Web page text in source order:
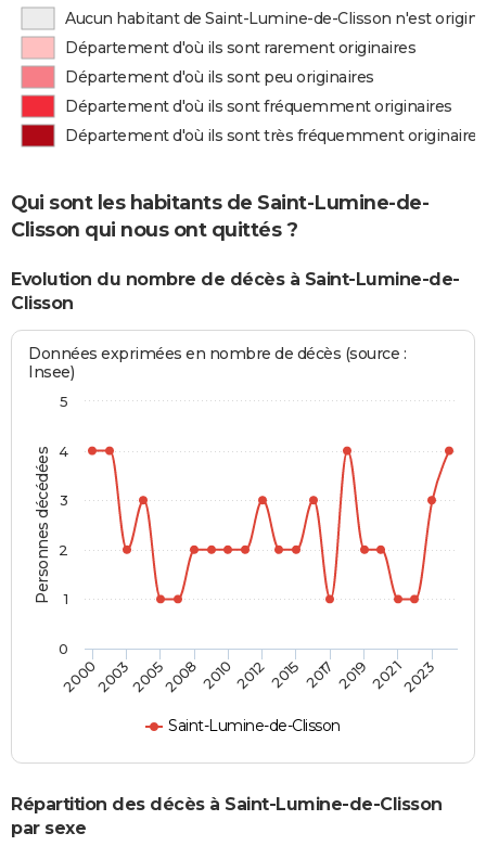
Aucun habitant de Saint-Lumine-de-Clisson n'est
Département d'où ils sont rarement originaires
Département d'où ils sont peu originaires
Département d'où ils sont fréquemment originaires
Département d'où ils sont très fréquemment originaires
Qui sont les habitants de Saint-Lumine-de-
Clisson qui nous ont quittés ?
Evolution du nombre de décès à Saint-Lumine-de-
Clisson
Personnes décédées
Données exprimées en nombre de décès (source :
Insee)
Saint-Lumine-de-Clisson
2000200320052008201020122015 2017 201920212023
0
1
2
3
4
5
Répartition des décès à Saint-Lumine-de-Clisson
par sexe